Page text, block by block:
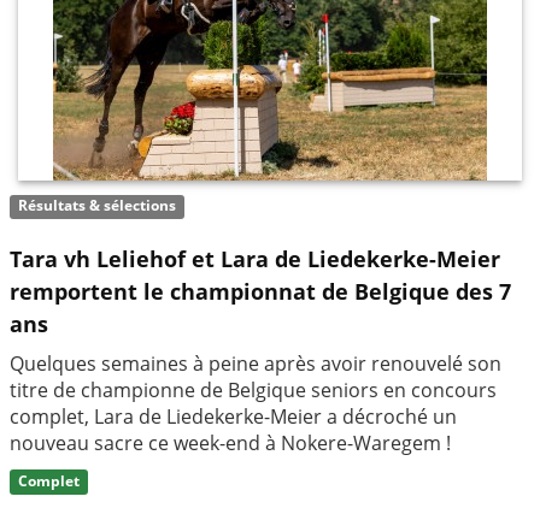
Résultats & sélections
Tara vh Leliehof et Lara de Liedekerke-Meier
remportent le championnat de Belgique des 7
ans
Quelques semaines à peine après avoir renouvelé son
titre de championne de Belgique seniors en concours
complet, Lara de Liedekerke-Meier a décroché un
nouveau sacre ce week-end à Nokere-Waregem !
Complet